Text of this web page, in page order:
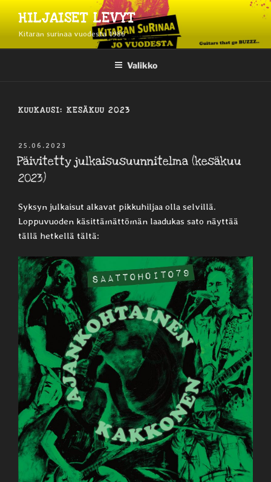
sisältöönHILJAISET LEVYT
Kitaran surinaa vuodesta 1986
Valikko
KUUKAUSI: KESÄKUU 2023
JULKAISTU
25.06.2023
Päivitetty julkaisusuunnitelma (kesäkuu
2023)
Syksyn julkaisut alkavat pikkuhiljaa olla selvillä.
Loppuvuoden käsittämättömän laadukas sato näyttää
tällä hetkellä tältä: